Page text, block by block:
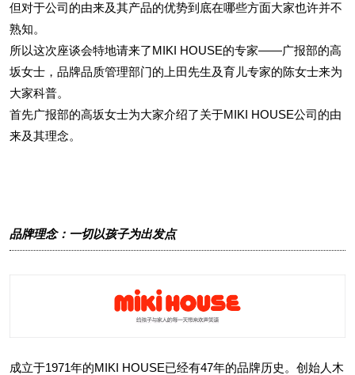
但对于公司的由来及其产品的优势到底在哪些方面大家也许并不
熟知。
所以这次座谈会特地请来了MIKI HOUSE的专家——广报部的高
坂女士，品牌品质管理部门的上田先生及育儿专家的陈女士来为
大家科普。
首先广报部的高坂女士为大家介绍了关于MIKI HOUSE公司的由
来及其理念。
品牌理念：一切以孩子为出发点
成立于1971年的MIKI HOUSE已经有47年的品牌历史。创始人木